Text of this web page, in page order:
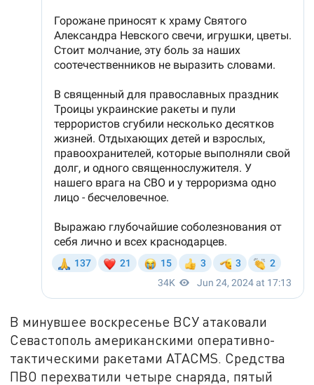
В минувшее воскресенье ВСУ атаковали
Севастополь американскими оперативно-
тактическими ракетами ATACMS. Средства
ПВО перехватили четыре снаряда, пятый